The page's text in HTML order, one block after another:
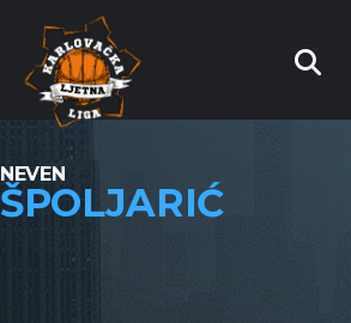
NEVEN
ŠPOLJARIĆ